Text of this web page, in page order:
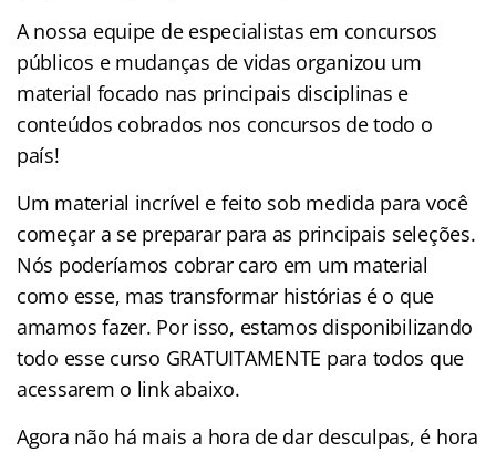
A nossa equipe de especialistas em concursos
públicos e mudanças de vidas organizou um
material focado nas principais disciplinas e
conteúdos cobrados nos concursos de todo o
país!
Um material incrível e feito sob medida para você
começar a se preparar para as principais seleções.
Nós poderíamos cobrar caro em um material
como esse, mas transformar histórias é o que
amamos fazer. Por isso, estamos disponibilizando
todo esse curso GRATUITAMENTE para todos que
acessarem o link abaixo.
Agora não há mais a hora de dar desculpas, é hora